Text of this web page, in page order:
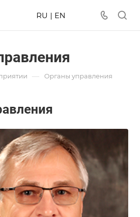
RU | EN
— Органы управления